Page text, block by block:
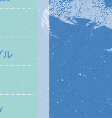
ル